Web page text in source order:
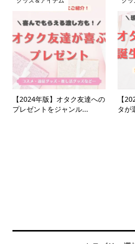
【2024年版】オタク友達への
プレゼントをジャンル...
【
タが